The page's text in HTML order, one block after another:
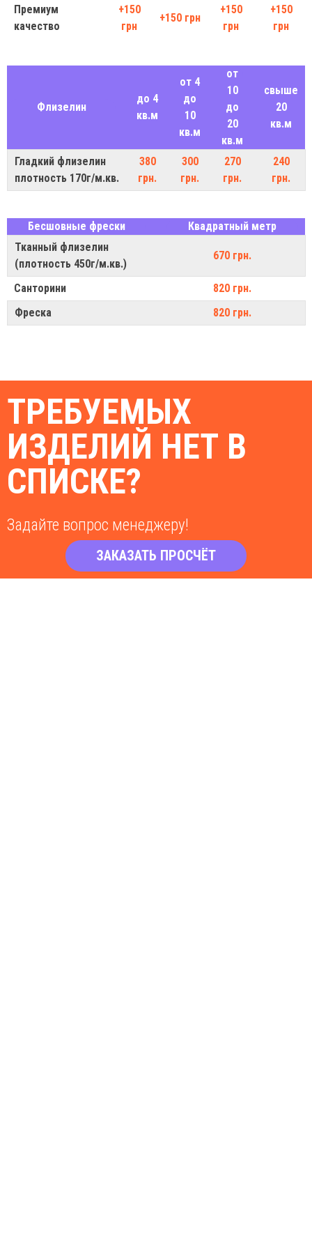
Премиум
качество
+150
грн
+150 грн
+150
грн
+150
грн
Флизелин
до 4
кв.м
от 4
до
10
кв.м
от
10
до
20
кв.м
свыше
20
кв.м
Гладкий флизелин
плотность 170г/м.кв.
380
грн.
300
грн.
270
грн.
240
грн.
Бесшовные фрески
Квадратный метр
Тканный флизелин
(плотность 450г/м.кв.)
670 грн.
Санторини
820 грн.
Фреска
820 грн.
ТРЕБУЕМЫХ
ИЗДЕЛИЙ НЕТ В
СПИСКЕ?
Задайте вопрос менеджеру!
ЗАКАЗАТЬ ПРОСЧЁТ